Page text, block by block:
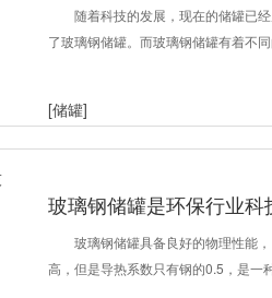
随着科技的发展，现在的储罐已
了玻璃钢储罐。而玻璃钢储罐有着不
[储罐]
玻璃钢储罐是环保行业
玻璃钢储罐具备良好的物理性能
高，但是导热系数只有钢的0.5，是一